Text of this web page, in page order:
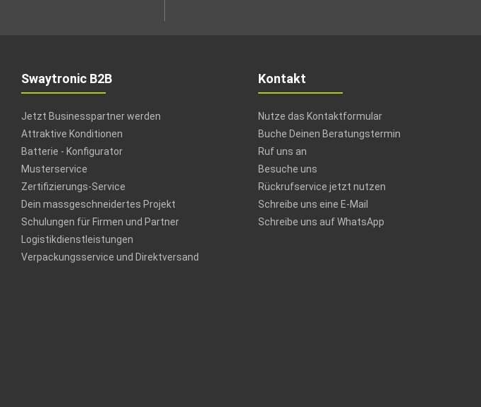
Swaytronic B2B
Jetzt Businesspartner werden
Attraktive Konditionen
Batterie - Konfigurator
Musterservice
Zertifizierungs-Service
Dein massgeschneidertes Projekt
Schulungen für Firmen und Partner
Logistikdienstleistungen
Verpackungsservice und Direktversand
Kontakt
Nutze das Kontaktformular
Buche Deinen Beratungstermin
Ruf uns an
Besuche uns
Rückrufservice jetzt nutzen
Schreibe uns eine E-Mail
Schreibe uns auf WhatsApp